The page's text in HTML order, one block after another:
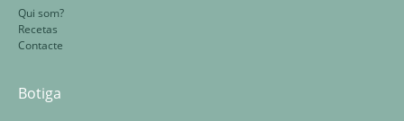
Qui som?
Recetas
Contacte
Botiga